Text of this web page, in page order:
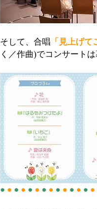
そして、合唱 「見上げ
く／作曲)でコンサート
● ● ● ● ● ● ● ● ● ● ● ● ● ●